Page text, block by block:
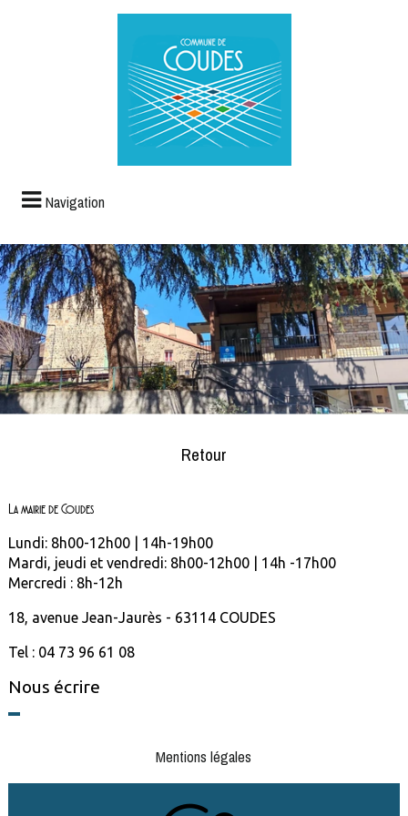
Navigation
Retour
La mairie de Coudes
Lundi: 8h00-12h00 | 14h-19h00
Mardi, jeudi et vendredi: 8h00-12h00 | 14h -17h00
Mercredi : 8h-12h
18, avenue Jean-Jaurès - 63114 COUDES
Tel : 04 73 96 61 08
Nous écrire
Mentions légales